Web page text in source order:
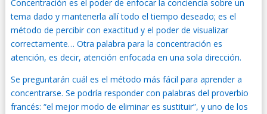
Concentración es el poder de enfocar la conciencia sobre un
tema dado y mantenerla allí todo el tiempo deseado; es el
método de percibir con exactitud y el poder de visualizar
correctamente… Otra palabra para la concentración es
atención, es decir, atención enfocada en una sola dirección.
Se preguntarán cuál es el método más fácil para aprender a
concentrarse. Se podría responder con palabras del proverbio
francés: “el mejor modo de eliminar es sustituir”, y uno de los